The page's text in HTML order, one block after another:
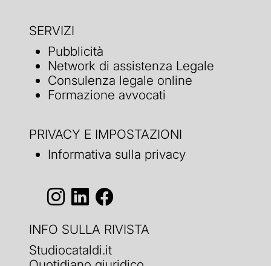
SERVIZI
Pubblicità
Network di assistenza Legale
Consulenza legale online
Formazione avvocati
PRIVACY E IMPOSTAZIONI
Informativa sulla privacy
INFO SULLA RIVISTA
Studiocataldi.it